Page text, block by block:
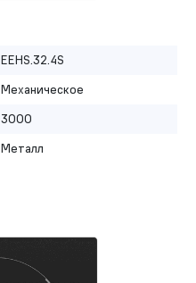
EEHS.32.4S
Механическое
3000
Металл